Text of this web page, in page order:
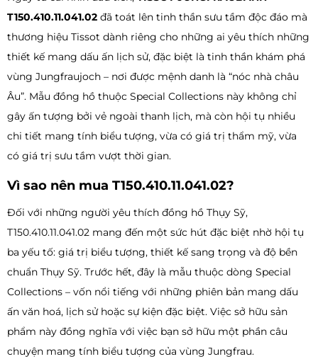
T150.410.11.041.02 đã toát lên tinh thần sưu tầm độc đáo mà
thương hiệu Tissot dành riêng cho những ai yêu thích những
thiết kế mang dấu ấn lịch sử, đặc biệt là tinh thần khám phá
vùng Jungfraujoch – nơi được mệnh danh là “nóc nhà châu
Âu”. Mẫu đồng hồ thuộc Special Collections này không chỉ
gây ấn tượng bởi vẻ ngoài thanh lịch, mà còn hội tụ nhiều
chi tiết mang tính biểu tượng, vừa có giá trị thẩm mỹ, vừa
có giá trị sưu tầm vượt thời gian.
Vì sao nên mua T150.410.11.041.02?
Đối với những người yêu thích đồng hồ Thụy Sỹ,
T150.410.11.041.02 mang đến một sức hút đặc biệt nhờ hội tụ
ba yếu tố: giá trị biểu tượng, thiết kế sang trọng và độ bền
chuẩn Thụy Sỹ. Trước hết, đây là mẫu thuộc dòng Special
Collections – vốn nổi tiếng với những phiên bản mang dấu
ấn văn hoá, lịch sử hoặc sự kiện đặc biệt. Việc sở hữu sản
phẩm này đồng nghĩa với việc bạn sở hữu một phần câu
chuyện mang tính biểu tượng của vùng Jungfrau.